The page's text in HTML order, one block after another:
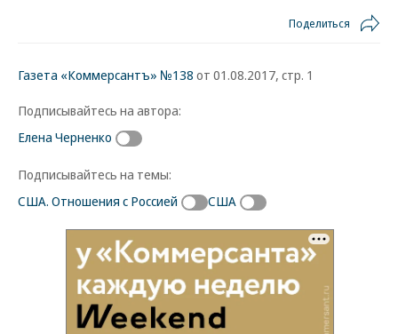
Поделиться
Газета «Коммерсантъ» №138 от 01.08.2017, стр. 1
Подписывайтесь на автора:
Елена Черненко
Подписывайтесь на темы:
США. Отношения с Россией
США